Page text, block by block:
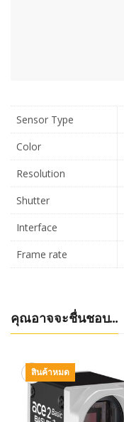
Sensor Type
Color
Resolution
Shutter
Interface
Frame rate
คุณอาจจะชื่นชอบ…
สินค้าหมด